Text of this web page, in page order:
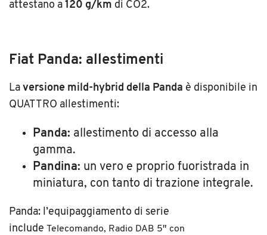
attestano a 120 g/km di CO2.
Fiat Panda: allestimenti
La versione mild-hybrid della Panda è disponibile in
QUATTRO allestimenti:
Panda: allestimento di accesso alla
gamma.
Pandina: un vero e proprio fuoristrada in
miniatura, con tanto di trazione integrale.
Panda: l’equipaggiamento di serie
include Telecomando, Radio DAB 5″ con